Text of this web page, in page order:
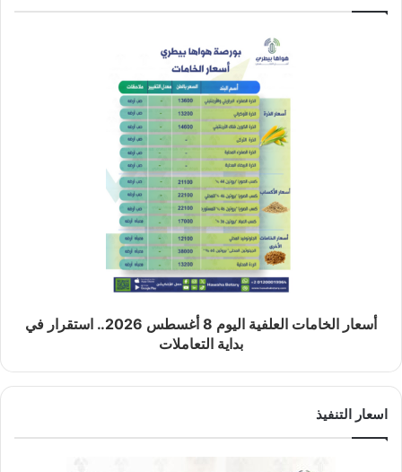
أسعار الخامات العلفية اليوم 8 أغسطس 2026.. استقرار في
بداية التعاملات
اسعار التنفيذ